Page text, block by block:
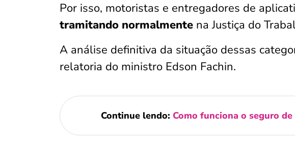
Por isso, motoristas e entregadores de
tramitando normalmente na Justiça do
A análise definitiva da situação dessas
relatoria do ministro Edson Fachin.
Continue lendo: Como funciona o seguro